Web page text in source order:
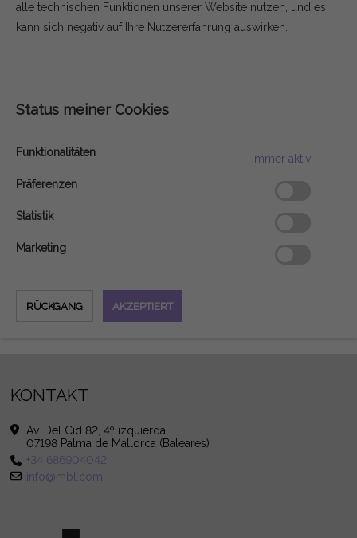
alle technischen Funktionen unserer Website nutzen, und es
kann sich negativ auf Ihre Nutzererfahrung auswirken.
Status meiner Cookies
Funktionalitäten
Immer aktiv
Präferenzen
Statistik
Marketing
KONTAKT
Av. Del Cid 82, 4º izquierda
07198 Palma de Mallorca (Baleares)
+34 686904042
info@mbl.com